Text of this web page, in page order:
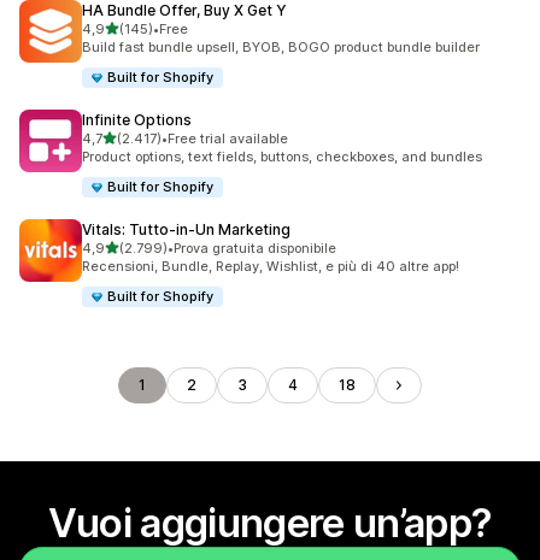
HA Bundle Offer, Buy X Get Y
4,9stelle su 5
(145)
145 recensioni totali
•Free
Build fast bundle upsell, BYOB, BOGO product bundle builder
Built for Shopify
Infinite Options
4,7stelle su 5
(2.417)
2417 recensioni totali
•Free trial available
Product options, text fields, buttons, checkboxes, and bundles
Built for Shopify
Vitals: Tutto‑in‑Un Marketing
4,9stelle su 5
(2.799)
2799 recensioni totali
•Prova gratuita disponibile
Recensioni, Bundle, Replay, Wishlist, e più di 40 altre app!
Built for Shopify
1 2 3 4 18
Vuoi aggiungere un’app?